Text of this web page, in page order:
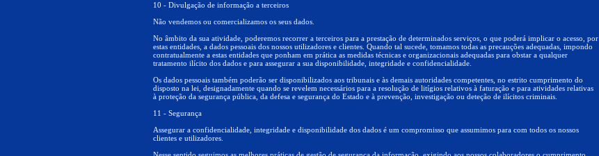
10 - Divulgação de informação a terceiros
Não vendemos ou comercializamos os seus dados.
No âmbito da sua atividade, poderemos recorrer a terceiros para a prestação de determinados serviços, o que poderá implicar o acesso, por
estas entidades, a dados pessoais dos nossos utilizadores e clientes. Quando tal sucede, tomamos todas as precauções adequadas, impondo
contratualmente a estas entidades que ponham em prática as medidas técnicas e organizacionais adequadas para obstar a qualquer
tratamento ilícito dos dados e para assegurar a sua disponibilidade, integridade e confidencialidade.
Os dados pessoais também poderão ser disponibilizados aos tribunais e às demais autoridades competentes, no estrito cumprimento do
disposto na lei, designadamente quando se revelem necessários para a resolução de litígios relativos à faturação e para atividades relativas
à proteção da segurança pública, da defesa e segurança do Estado e à prevenção, investigação ou deteção de ilícitos criminais.
11 - Segurança
Assegurar a confidencialidade, integridade e disponibilidade dos dados é um compromisso que assumimos para com todos os nossos
clientes e utilizadores.